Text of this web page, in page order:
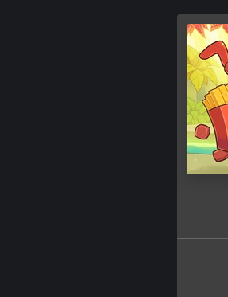
Earn experience points every time you